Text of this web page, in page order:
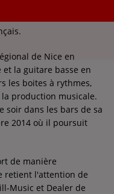
de Nice en
la guitare basse en
les boites à rythmes,
production musicale.
soir dans les bars de sa
2014 où il poursuit
de manière
retient l'attention de
Music et Dealer de